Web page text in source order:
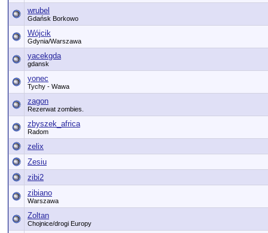
wrubel
Gdańsk Borkowo
Wójcik
Gdynia/Warszawa
yacekgda
gdansk
yonec
Tychy - Wawa
zagon
Rezerwat zombies.
zbyszek_africa
Radom
zelix
Zesiu
zibi2
zibiano
Warszawa
Zoltan
Chojnice/drogi Europy